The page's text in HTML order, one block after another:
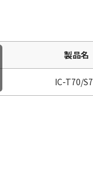
製品名
IC-T70/